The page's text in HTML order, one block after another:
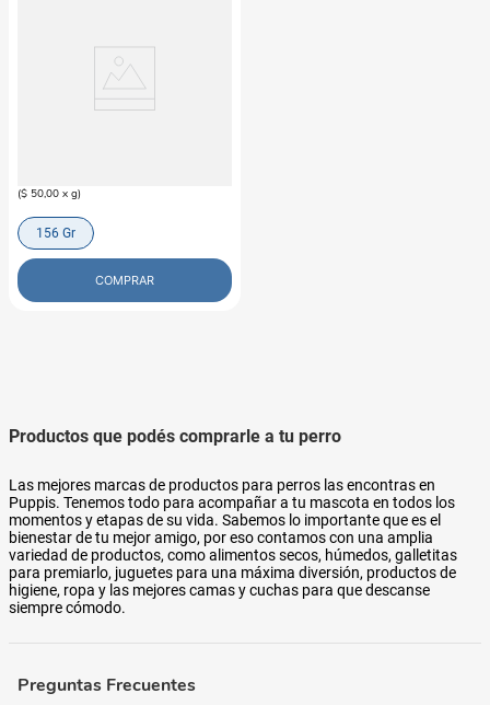
($ 50,00 x g)
156 Gr
COMPRAR
Productos que podés comprarle a tu perro
Las mejores marcas de productos para perros las encontras en
Puppis. Tenemos todo para acompañar a tu mascota en todos los
momentos y etapas de su vida. Sabemos lo importante que es el
bienestar de tu mejor amigo, por eso contamos con una amplia
variedad de productos, como alimentos secos, húmedos, galletitas
para premiarlo, juguetes para una máxima diversión, productos de
higiene, ropa y las mejores camas y cuchas para que descanse
siempre cómodo.
Preguntas Frecuentes